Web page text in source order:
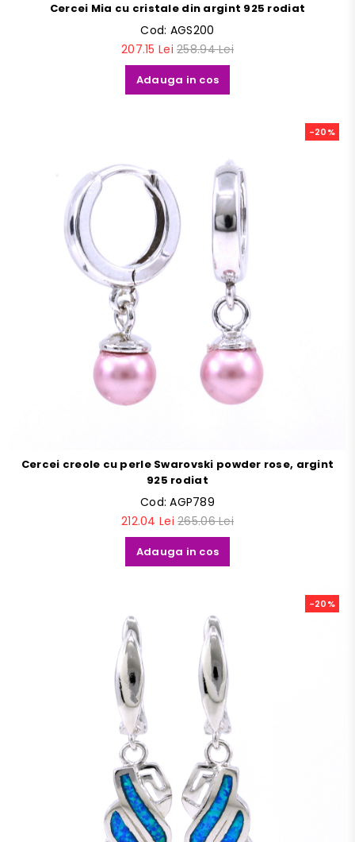
Cercei Mia cu cristale din argint 925 rodiat
Cod: AGS200
207.15 Lei258.94 Lei
Adauga in cos
-20%
Cercei creole cu perle Swarovski powder rose, argint
925 rodiat
Cod:AGP789
212.04 Lei265.06 Lei
Adauga in cos
-20%